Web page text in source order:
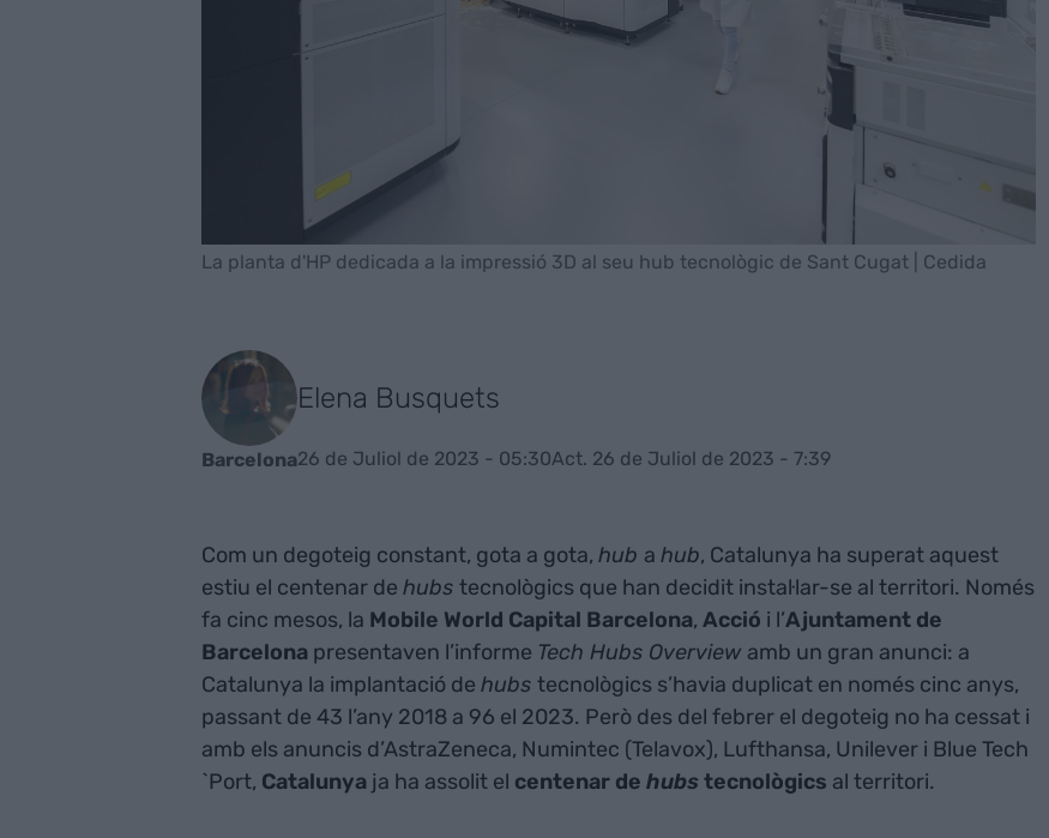
La planta d'HP dedicada a la impressió 3D al seu hub tecnològic de Sant Cugat | Cedida
Elena Busquets
Barcelona26 de Juliol de 2023 - 05:30Act. 26 de Juliol de 2023 - 7:39
Com un degoteig constant, gota a gota, hub a hub, Catalunya ha superat aquest
estiu el centenar de hubs tecnològics que han decidit instal·lar-se al territori. Només
fa cinc mesos, la Mobile World Capital Barcelona, Acció i l’Ajuntament de
Barcelonapresentaven l’informe Tech Hubs Overview amb un gran anunci: a
Catalunya la implantació de hubs tecnològics s’havia duplicat en només cinc anys,
passant de 43 l’any 2018 a 96 el 2023. Però des del febrer el degoteig no ha cessat i
amb els anuncis d’AstraZeneca, Numintec (Telavox), Lufthansa, Unilever i Blue Tech
`Port, Catalunya ja ha assolit el centenar de hubs tecnològics al territori.